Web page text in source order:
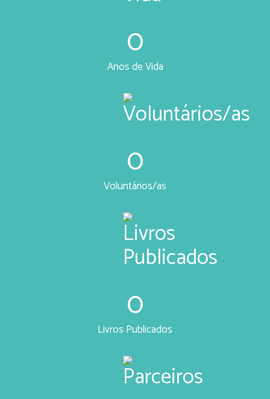
0
Anos de Vida
0
Voluntários/as
0
Livros Publicados